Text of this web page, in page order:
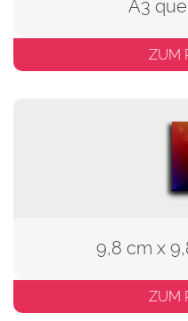
A3
ZUM
9,8 cm x
ZUM